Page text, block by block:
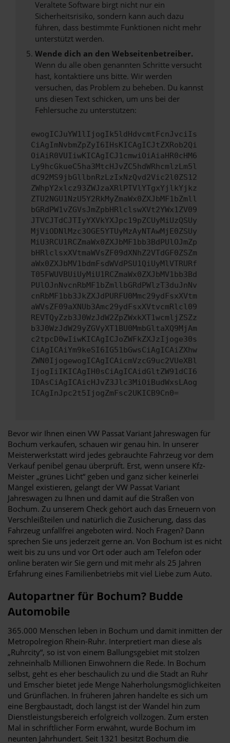
Veraltete Software birgt nicht nur ein
Sicherheitsrisiko, sondern kann auch dazu
führen, dass bestimmte Funktionen nicht mehr
unterstützt werden.
Wende dich an den Webseitenbetreiber.
Wenn du alle oben genannten Schritte versucht
hast, kontaktiere uns bitte. Wir werden
versuchen, das Problem zu beheben. Du kannst
uns diesen Text schicken, um uns bei der
Fehlersuche zu unterstützen:
ewogICJuYW1lIjogIk5ldHdvcmtFcnJvciIs
CiAgImNvbmZpZyI6IHsKICAgICJtZXRob2Qi
OiAiR0VUIiwKICAgICJ1cmwiOiAiaHR0cHM6
Ly9hcGkueC5ha3MtcHJvZC5hdWRhcmlzLm5l
dC92MS9jbGllbnRzLzIxNzQvd2Vic2l0ZS12
ZWhpY2xlcz93ZWJzaXRlPTVlYTgxYjlkYjkz
ZTU2NGU1NzU5Y2RkMyZmaWx0ZXJbMF1bZmll
bGRdPW1vZGVsJmZpbHRlclswXVt2YWx1ZV09
JTVCJTdCJTIyYXVkYXJpc19pZCUyMiUzQSUy
MjViODNlMzc3OGE5YTUyMzAyNTAwMjE0ZSUy
MiU3RCU1RCZmaWx0ZXJbMF1bb3BdPUlOJmZp
bHRlclsxXVtmaWVsZF09dXNhZ2VTdGF0ZSZm
aWx0ZXJbMV1bdmFsdWVdPSU1QiUyMlVTRURf
T05FWUVBUiUyMiU1RCZmaWx0ZXJbMV1bb3Bd
PUlOJnNvcnRbMF1bZmllbGRdPWlzT3duJnNv
cnRbMF1bb3JkZXJdPURFU0Mmc29ydFsxXVtm
aWVsZF09aXNUb3Amc29ydFsxXVtvcmRlcl09
REVTQyZzb3J0WzJdW2ZpZWxkXT1wcmljZSZz
b3J0WzJdW29yZGVyXT1BU0MmbGltaXQ9MjAm
c2tpcD0wIiwKICAgICJoZWFkZXJzIjoge30s
CiAgICAiYm9keSI6IG51bGwsCiAgICAiZXhw
ZWN0IjogewogICAgICAicmVzcG9uc2VUeXBl
IjogIiIKICAgIH0sCiAgICAidGltZW91dCI6
IDAsCiAgICAicHJvZ3Jlc3MiOiBudWxsLAog
ICAgInJpc2t5IjogZmFsc2UKICB9Cn0=
Bevor wir Ihnen einen VW Passat Variant Jahreswagen für
Bochum verkaufen, schauen wir genau hin. In unserer
Meisterwerkstatt wird jedes gebrauchte Fahrzeug vor dem
Verkauf penibel genau überprüft. Erst, wenn unsere Kfz-
Meister „grünes Licht“ geben und ganz sicher keinerlei
Mängel existieren, gelangt der VW Passat Variant
Jahreswagen zu Ihnen und damit auf die Straßen von
Bochum. Zu unserem Check gehört auch das Erneuern von
Verschleißteilen und natürlich die Zusicherung, dass das
Fahrzeug unfallfrei angeboten wird. Noch Fragen? Dann
sprechen Sie uns jederzeit gerne an. Von Bochum ist es nicht
weit bis zu uns und vor Ort oder auch am Telefon oder
online beraten wir Sie gern und mit mehr als 25 Jahren
Erfahrung eines Familienbetriebs mit viel Liebe zum Auto.
Autopartner für Bochum? Budde
Automobile
365.000 Menschen leben in Bochum und damit inmitten der
Metropolregion Rhein-Ruhr. Interpretiert man diese als
„Ruhrcity“, so ist von einem Ballungsgebiet mit stolzen
zehneinhalb Millionen Einwohnern die Rede. In Bochum
selbst, geht es eher beschaulich zu und die Stadt an Ruhr
und Emscher bietet jede Menge Naherholungsmöglichkeiten
und Grünflächen. In früheren Jahren handelte es sich um
eine Bergbaustadt, doch längst ist der Wandel hin zum
Dienstleistungsbereich erfolgreich vollzogen. Zum ersten
Mal in schriftlicher Form erwähnt, wurde Bochum im
neunten Jahrhundert. Seit 1321 besitzt Bochum die